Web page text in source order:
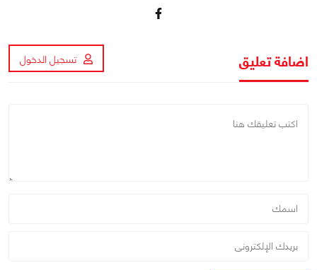
اضافة تعليق تسجيل الدخول